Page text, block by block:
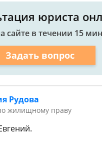
юриста
сайте в течении 15
Задать вопрос
Рудова
жилищному праву